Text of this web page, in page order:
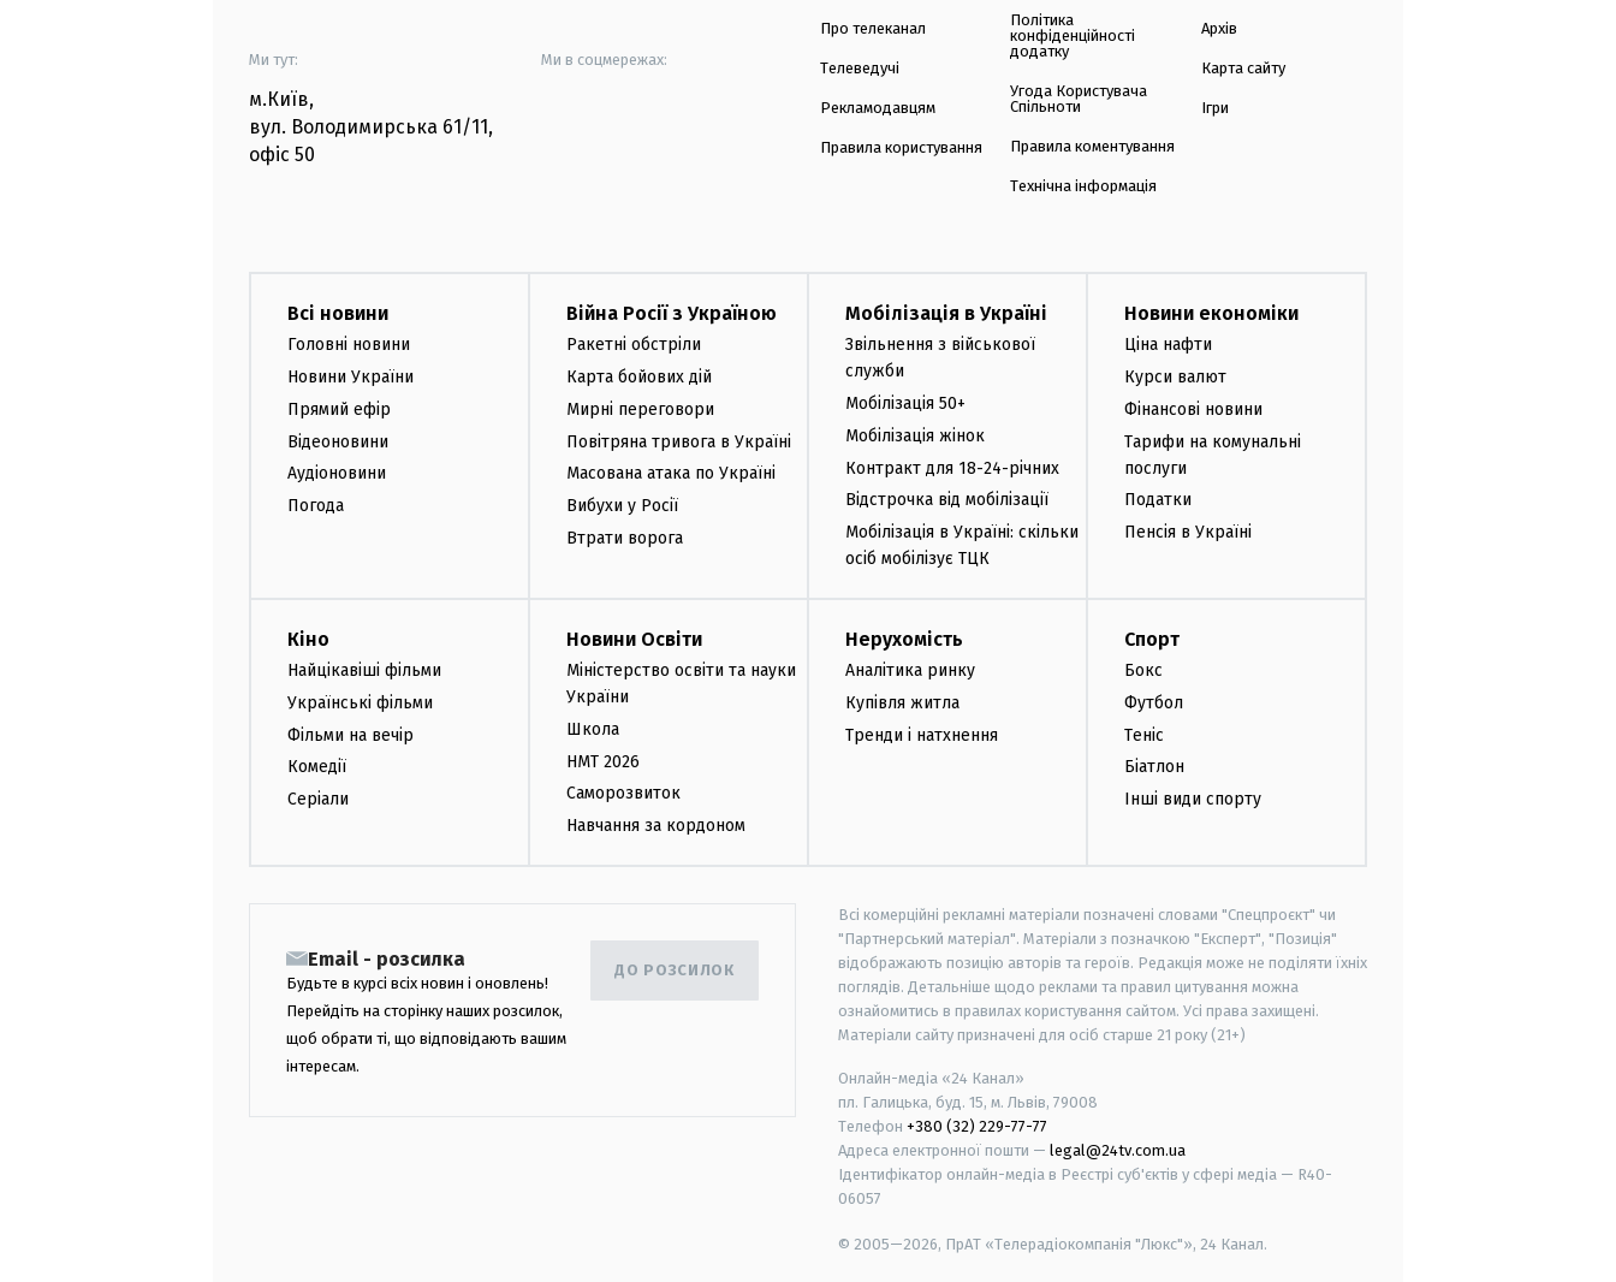
Ми тут:
м.Київ,
вул. Володимирська 61/11,
офіс 50
Ми в соцмережах:
Про телеканал
Телеведучі
Рекламодавцям
Правила користування
Політика
конфіденційності
додатку
Угода Користувача
Спільноти
Правила коментування
Технічна інформація
Архів
Карта сайту
Ігри
Всі новини
Головні новини
Новини України
Прямий ефір
Відеоновини
Аудіоновини
Погода
Війна Росії з Україною
Ракетні обстріли
Карта бойових дій
Мирні переговори
Повітряна тривога в Україні
Масована атака по Україні
Вибухи у Росії
Втрати ворога
Мобілізація в Україні
Звільнення з військової
служби
Мобілізація 50+
Мобілізація жінок
Контракт для 18-24-річних
Відстрочка від мобілізації
Мобілізація в Україні: скільки
осіб мобілізує ТЦК
Новини економіки
Ціна нафти
Курси валют
Фінансові новини
Тарифи на комунальні
послуги
Податки
Пенсія в Україні
Кіно
Найцікавіші фільми
Українські фільми
Фільми на вечір
Комедії
Серіали
Новини Освіти
Міністерство освіти та науки
України
Школа
НМТ 2026
Саморозвиток
Навчання за кордоном
Нерухомість
Аналітика ринку
Купівля житла
Тренди і натхнення
Спорт
Бокс
Футбол
Теніс
Біатлон
Інші види спорту
Email - розсилка
Будьте в курсі всіх новин і оновлень!
Перейдіть на сторінку наших розсилок,
щоб обрати ті, що відповідають вашим
інтересам.
ДО РОЗСИЛОК
Всі комерційні рекламні матеріали позначені словами "Спецпроєкт" чи
"Партнерський матеріал". Матеріали з позначкою "Експерт", "Позиція"
відображають позицію авторів та героїв. Редакція може не поділяти їхніх
поглядів. Детальніше щодо реклами та правил цитування можна
ознайомитись в правилах користування сайтом. Усі права захищені.
Матеріали сайту призначені для осіб старше 21 року (21+)
Онлайн-медіа «24 Канал»
пл. Галицька, буд. 15, м. Львів, 79008
Телефон +380 (32) 229-77-77
Адреса електронної пошти — legal@24tv.com.ua
Ідентифікатор онлайн-медіа в Реєстрі суб'єктів у сфері медіа — R40-
06057
© 2005—2026, ПрАТ «Телерадіокомпанія "Люкс"», 24 Канал.